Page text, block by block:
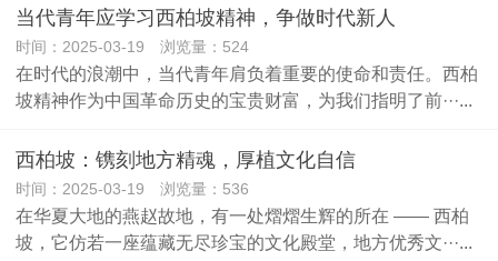
当代青年应学习西柏坡精神，争做时代新人
时间：2025-03-19 浏览量：524
在时代的浪潮中，当代青年肩负着重要的使命和责任。西柏
坡精神作为中国革命历史的宝贵财富，为我们指明了前···...
西柏坡：镌刻地方精魂，厚植文化自信
时间：2025-03-19 浏览量：536
在华夏大地的燕赵故地，有一处熠熠生辉的所在 —— 西柏
坡，它仿若一座蕴藏无尽珍宝的文化殿堂，地方优秀文···...